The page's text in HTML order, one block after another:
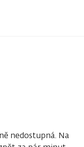
nedostupná. Na